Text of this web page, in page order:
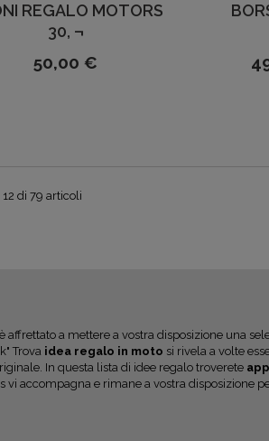
REGALO MOTORS
30, ¬
50,00 €
di 79 articoli
a mettere a vostra disposizione una
Trova idea regalo in moto si rivela a volte
In questa lista di idee regalo troverete
vi accompagna e rimane a vostra disposizione